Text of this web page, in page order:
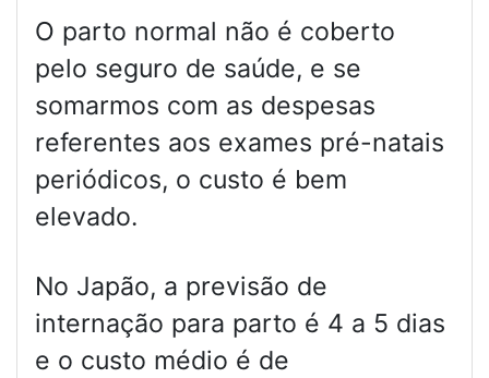
O parto normal não é coberto
pelo seguro de saúde, e se
somarmos com as despesas
referentes aos exames pré-natais
periódicos, o custo é bem
elevado.
No Japão, a previsão de
internação para parto é 4 a 5 dias
e o custo médio é de